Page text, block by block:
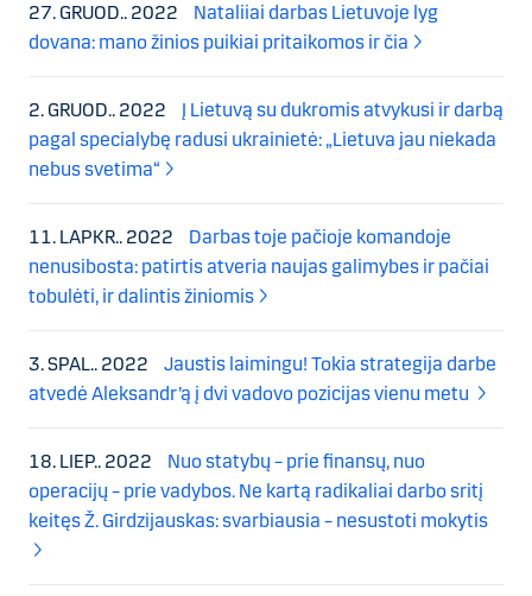
27. GRUOD.. 2022
Nataliiai darbas Lietuvoje lyg
dovana: mano žinios puikiai pritaikomos ir čia
2. GRUOD.. 2022
Į Lietuvą su dukromis atvykusi ir darbą
pagal specialybę radusi ukrainietė: „Lietuva jau niekada
nebus svetima“
11. LAPKR.. 2022
Darbas toje pačioje komandoje
nenusibosta: patirtis atveria naujas galimybes ir pačiai
tobulėti, ir dalintis žiniomis
3. SPAL.. 2022
Jaustis laimingu! Tokia strategija darbe
atvedė Aleksandr’ą į dvi vadovo pozicijas vienu metu
18. LIEP.. 2022
Nuo statybų – prie finansų, nuo
operacijų – prie vadybos. Ne kartą radikaliai darbo sritį
keitęs Ž. Girdzijauskas: svarbiausia – nesustoti mokytis